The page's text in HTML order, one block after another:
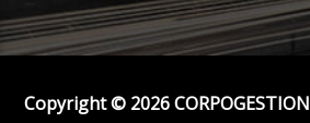
Copyright © 2026 CORPOGESTION